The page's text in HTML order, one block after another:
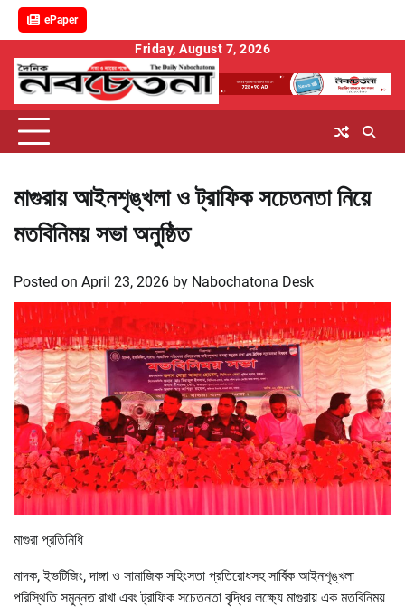
ePaper
content
Friday, August 7, 2026
মাগুরায় আইনশৃঙ্খলা ও ট্রাফিক সচেতনতা নিয়ে
মতবিনিময় সভা অনুষ্ঠিত
Posted on April 23, 2026 by Nabochatona Desk
মাগুরা প্রতিনিধি
মাদক, ইভটিজিং, দাঙ্গা ও সামাজিক সহিংসতা প্রতিরোধসহ সার্বিক আইনশৃঙ্খলা
পরিস্থিতি সমুন্নত রাখা এবং ট্রাফিক সচেতনতা বৃদ্ধির লক্ষ্যে মাগুরায় এক মতবিনিময়